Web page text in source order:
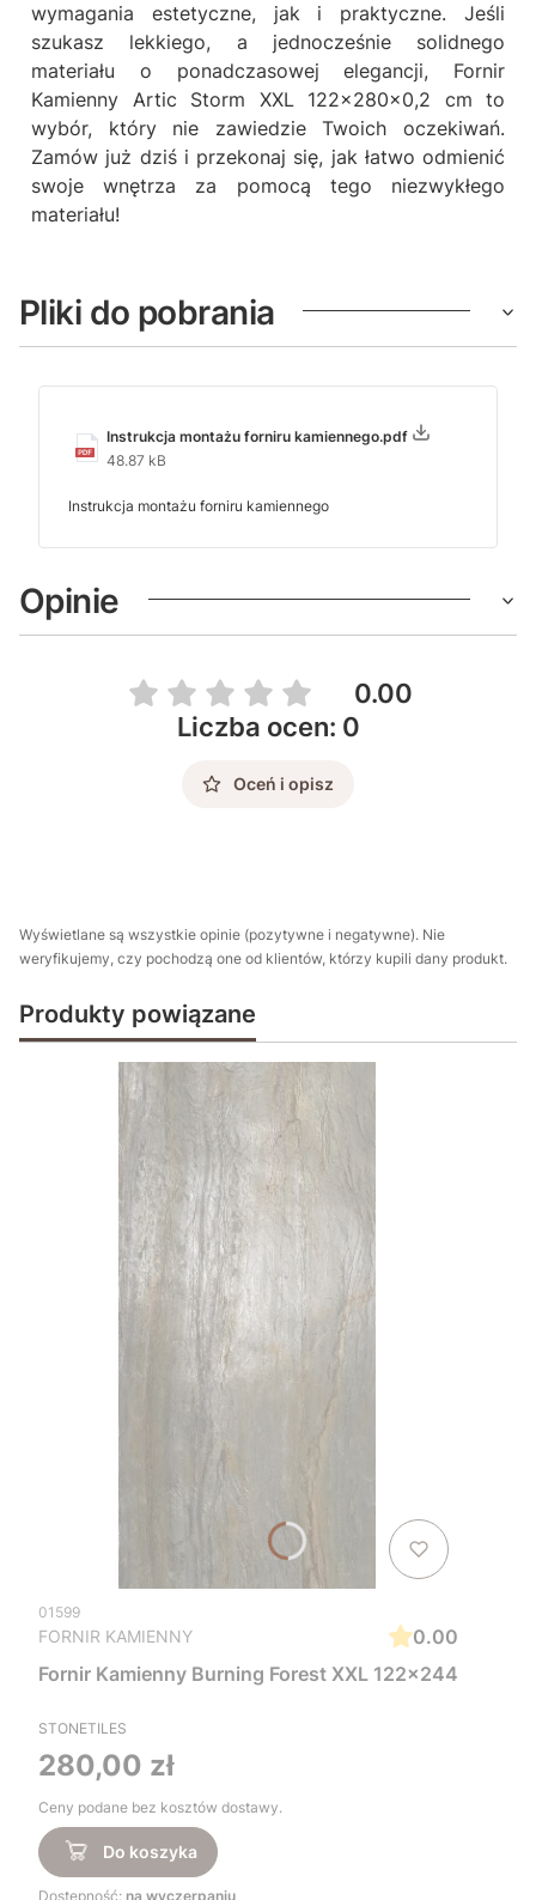
wymagania estetyczne, jak i praktyczne. Jeśli
szukasz lekkiego, a jednocześnie solidnego
materiału o ponadczasowej elegancji, Fornir
Kamienny Artic Storm XXL 122x280x0,2 cm to
wybór, który nie zawiedzie Twoich oczekiwań.
Zamów już dziś i przekonaj się, jak łatwo odmienić
swoje wnętrza za pomocą tego niezwykłego
materiału!
Pliki do pobrania
Instrukcja montażu forniru kamiennego.pdf
48.87 kB
Instrukcja montażu forniru kamiennego
Opinie
0.00
Liczba ocen: 0
Oceń i opisz
Wyświetlane są wszystkie opinie (pozytywne i negatywne). Nie
weryfikujemy, czy pochodzą one od klientów, którzy kupili dany produkt.
Produkty powiązane
01599
FORNIR KAMIENNY
0.00
Fornir Kamienny Burning Forest XXL 122x244
STONETILES
Cena
280,00 zł
Ceny podane bez kosztów dostawy.
Do koszyka
Dostępność: na wyczerpaniu